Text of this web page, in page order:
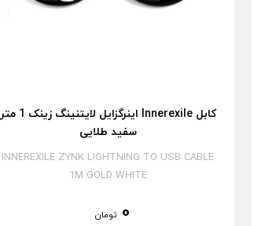
کابل Innerexile اینرگزایل لایتنینگ زینک 1 متر
سفید طلایی
INNEREXILE ZYNK LIGHTNING TO USB CABLE
1M GOLD WHITE
0 تومان